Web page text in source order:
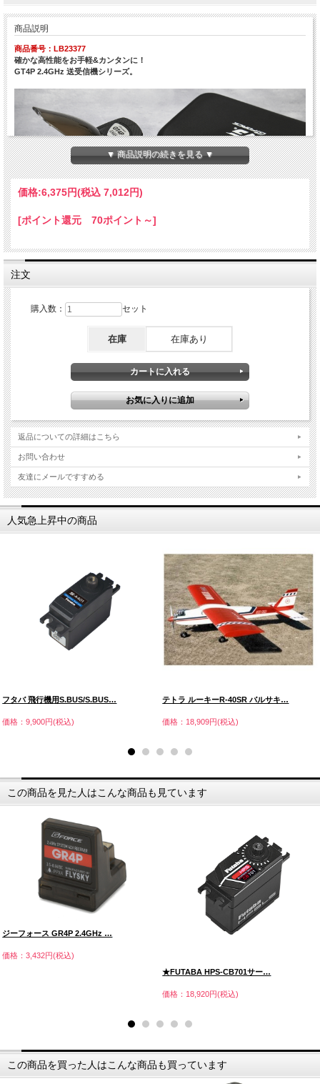
商品説明
商品番号：LB23377
確かな高性能をお手軽&カンタンに！
GT4P 2.4GHz 送受信機シリーズ。
▼ 商品説明の続きを見る ▼
価格:6,375円(税込 7,012円)
[ポイント還元 70ポイント～]
注文
購入数： セット
在庫 在庫あり
返品についての詳細はこちら
お問い合わせ
友達にメールですすめる
人気急上昇中の商品
フタバ 飛行機用S.BUS/S.BUS…
価格：9,900円(税込)
テトラ ルーキーR-40SR バルサキ…
価格：18,909円(税込)
この商品を見た人はこんな商品も見ています
ジーフォース GR4P 2.4GHz …
価格：3,432円(税込)
★FUTABA HPS-CB701サー…
価格：18,920円(税込)
この商品を買った人はこんな商品も買っています